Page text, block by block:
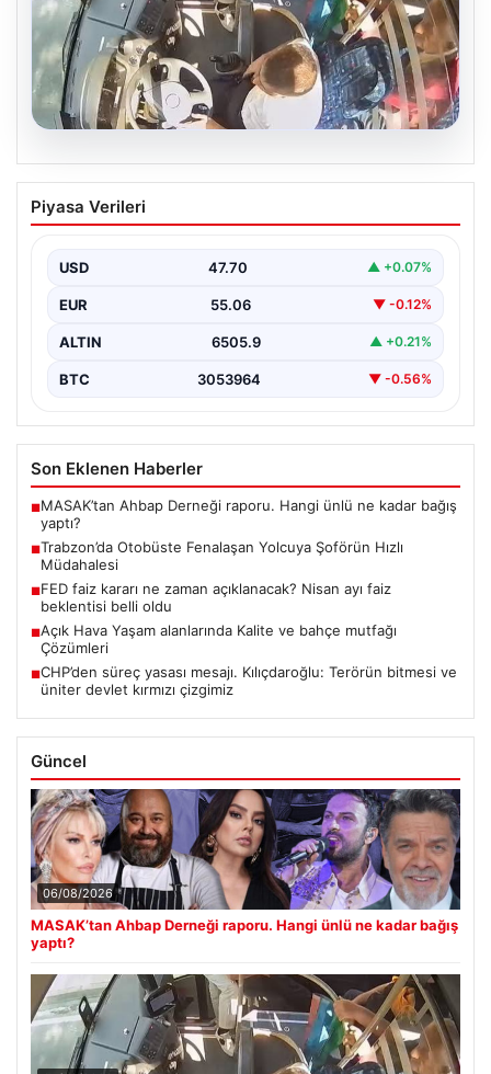
Trabzon’da Otobüste Fenalaşan
Yolcuya Şoförün Hızlı Müdahalesi
yaşındaki yolcu Hasan Öner’in hayatı, şoför Sinan
Erdoğan’ın…
Piyasa Verileri
USD 47.70 ▲ +0.07%
EUR 55.06 ▼ -0.12%
ALTIN 6505.9 ▲ +0.21%
BTC 3053964 ▼ -0.56%
Son Eklenen Haberler
■MASAK’tan Ahbap Derneği raporu. Hangi ünlü ne kadar bağış
yaptı?
■Trabzon’da Otobüste Fenalaşan Yolcuya Şoförün Hızlı
Müdahalesi
■FED faiz kararı ne zaman açıklanacak? Nisan ayı faiz
beklentisi belli oldu
■Açık Hava Yaşam alanlarında Kalite ve bahçe mutfağı
Çözümleri
■CHP’den süreç yasası mesajı. Kılıçdaroğlu: Terörün bitmesi ve
üniter devlet kırmızı çizgimiz
Güncel
06/08/2026
MASAK’tan Ahbap Derneği raporu. Hangi ünlü ne kadar bağış
yaptı?